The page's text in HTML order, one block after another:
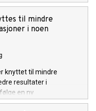
til mindre
i noen
knyttet til mindre
resultater i
en ny
nesten hele